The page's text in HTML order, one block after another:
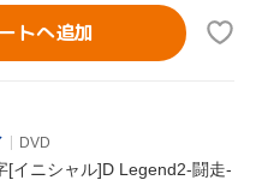
トへ追加
DVD
[イニシャル]D Legend2-闘走-